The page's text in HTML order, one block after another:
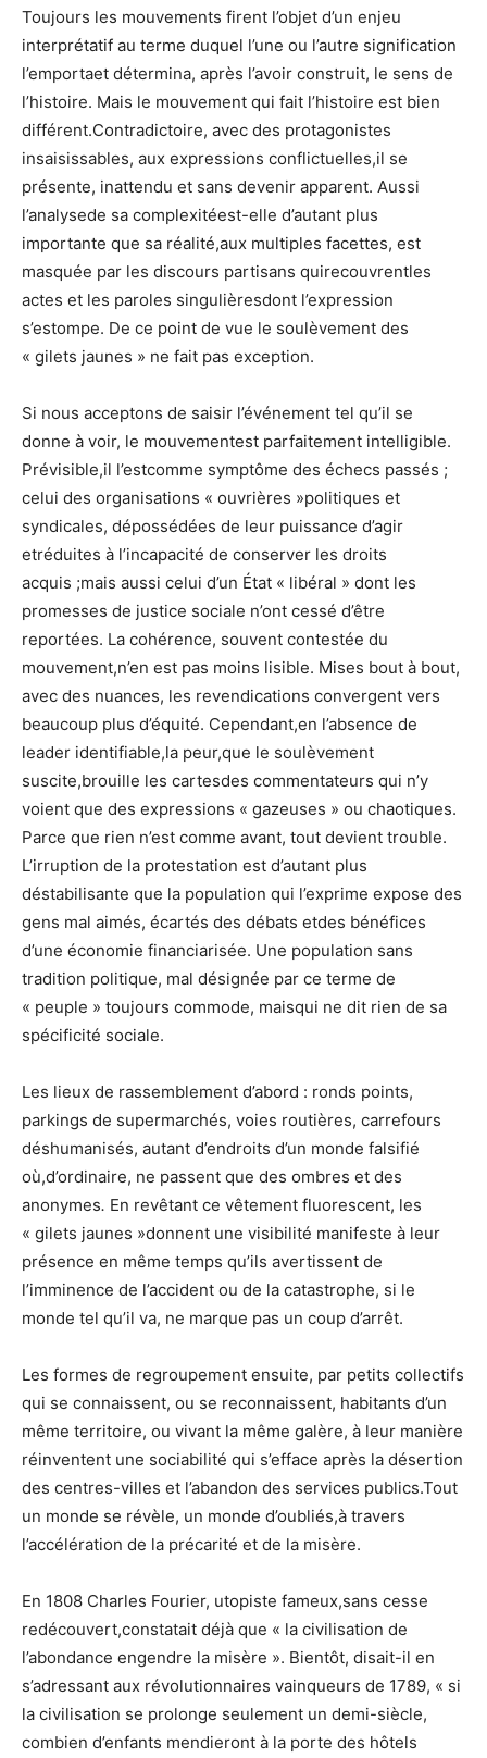
Toujours les mouvements firent l’objet d’un enjeu
interprétatif au terme duquel l’une ou l’autre signification
l’emportaet détermina, après l’avoir construit, le sens de
l’histoire. Mais le mouvement qui fait l’histoire est bien
différent.Contradictoire, avec des protagonistes
insaisissables, aux expressions conflictuelles,il se
présente, inattendu et sans devenir apparent. Aussi
l’analysede sa complexitéest-elle d’autant plus
importante que sa réalité,aux multiples facettes, est
masquée par les discours partisans quirecouvrentles
actes et les paroles singulièresdont l’expression
s’estompe. De ce point de vue le soulèvement des
« gilets jaunes » ne fait pas exception.
Si nous acceptons de saisir l’événement tel qu’il se
donne à voir, le mouvementest parfaitement intelligible.
Prévisible,il l’estcomme symptôme des échecs passés ;
celui des organisations « ouvrières »politiques et
syndicales, dépossédées de leur puissance d’agir
etréduites à l’incapacité de conserver les droits
acquis ;mais aussi celui d’un État « libéral » dont les
promesses de justice sociale n’ont cessé d’être
reportées. La cohérence, souvent contestée du
mouvement,n’en est pas moins lisible. Mises bout à bout,
avec des nuances, les revendications convergent vers
beaucoup plus d’équité. Cependant,en l’absence de
leader identifiable,la peur,que le soulèvement
suscite,brouille les cartesdes commentateurs qui n’y
voient que des expressions « gazeuses » ou chaotiques.
Parce que rien n’est comme avant, tout devient trouble.
L’irruption de la protestation est d’autant plus
déstabilisante que la population qui l’exprime expose des
gens mal aimés, écartés des débats etdes bénéfices
d’une économie financiarisée. Une population sans
tradition politique, mal désignée par ce terme de
« peuple » toujours commode, maisqui ne dit rien de sa
spécificité sociale.
Les lieux de rassemblement d’abord : ronds points,
parkings de supermarchés, voies routières, carrefours
déshumanisés, autant d’endroits d’un monde falsifié
où,d’ordinaire, ne passent que des ombres et des
anonymes. En revêtant ce vêtement fluorescent, les
« gilets jaunes »donnent une visibilité manifeste à leur
présence en même temps qu’ils avertissent de
l’imminence de l’accident ou de la catastrophe, si le
monde tel qu’il va, ne marque pas un coup d’arrêt.
Les formes de regroupement ensuite, par petits collectifs
qui se connaissent, ou se reconnaissent, habitants d’un
même territoire, ou vivant la même galère, à leur manière
réinventent une sociabilité qui s’efface après la désertion
des centres-villes et l’abandon des services publics.Tout
un monde se révèle, un monde d’oubliés,à travers
l’accélération de la précarité et de la misère.
En 1808 Charles Fourier, utopiste fameux,sans cesse
redécouvert,constatait déjà que « la civilisation de
l’abondance engendre la misère ». Bientôt, disait-il en
s’adressant aux révolutionnaires vainqueurs de 1789, « si
la civilisation se prolonge seulement un demi-siècle,
combien d’enfants mendieront à la porte des hôtels